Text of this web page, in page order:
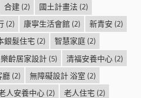
合建(2) 國土計畫法(2)
(2) 康寧生活會館(2) 新青安 (2)
銀髮住宅 (2) 智慧家庭(2)
樂齡居家設計(5) 清福安養中心(2)
廳(2) 無障礙設計 浴室 (2)
人安養中心(2) 老人住宅 (2)